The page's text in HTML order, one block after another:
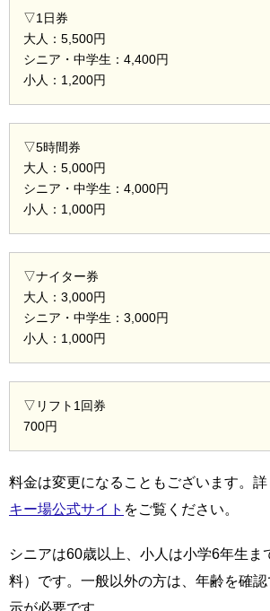
▽1日券
大人：5,500円
シニア・中学生：4,400円
小人：1,200円
▽5時間券
大人：5,000円
シニア・中学生：4,000円
小人：1,000円
▽ナイター券
大人：3,000円
シニア・中学生：3,000円
小人：1,000円
▽リフト1回券
700円
料金は変更になることもございます。詳
キー場公式サイト をご覧ください。
シニアは60歳以上、小人は小学6年生ま
料）です。一般以外の方は、年齢を確